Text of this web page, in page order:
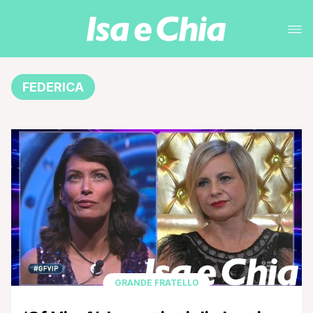
FEDERICA
GRANDE FRATELLO